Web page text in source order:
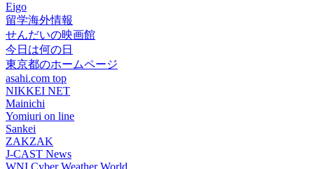
Eigo
留学海外情報
せんだいの映画館
今日は何の日
東京都のホームページ
asahi.com top
NIKKEI NET
Mainichi
Yomiuri on line
Sankei
ZAKZAK
J-CAST News